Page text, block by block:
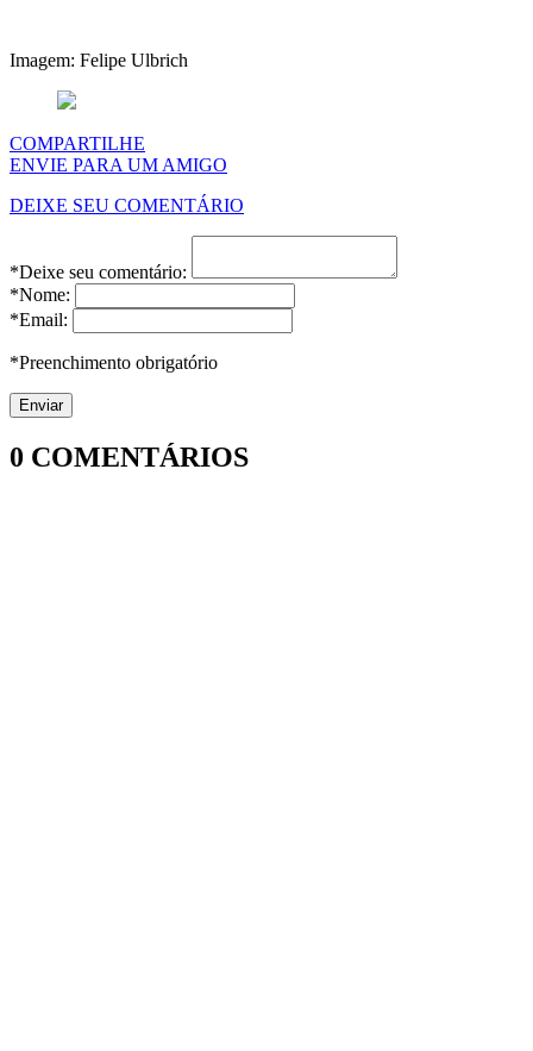
Imagem: Felipe Ulbrich
COMPARTILHE
ENVIE PARA UM AMIGO
DEIXE SEU COMENTÁRIO
*Deixe seu comentário:
*Nome:
*Email:
*Preenchimento obrigatório
0 COMENTÁRIOS